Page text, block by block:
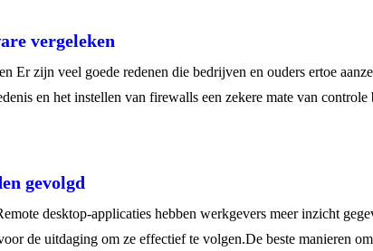
vergeleken
Er zijn veel goede redenen die bedrijven en ouders ertoe
en het instellen van firewalls een zekere mate van
gevolgd
desktop-applicaties hebben werkgevers meer inzicht
de uitdaging om ze effectief te volgen.De beste manieren